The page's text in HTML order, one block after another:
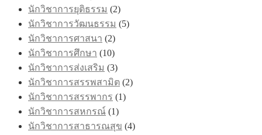
นักวิชาการยุติธรรม (2)
นักวิชาการวัฒนธรรม (5)
นักวิชาการศาสนา (2)
นักวิชาการศึกษา (10)
นักวิชาการส่งเสริม (3)
นักวิชาการสรรพสามิต (2)
นักวิชาการสรรพากร (1)
นักวิชาการสหกรณ์ (1)
นักวิชาการสาธารณสุข (4)